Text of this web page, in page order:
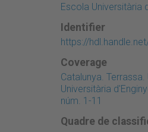
Escola Universitària
Identifier
https://
Coverage
Catalunya.
Universitària
núm. 1-11
Quadre de